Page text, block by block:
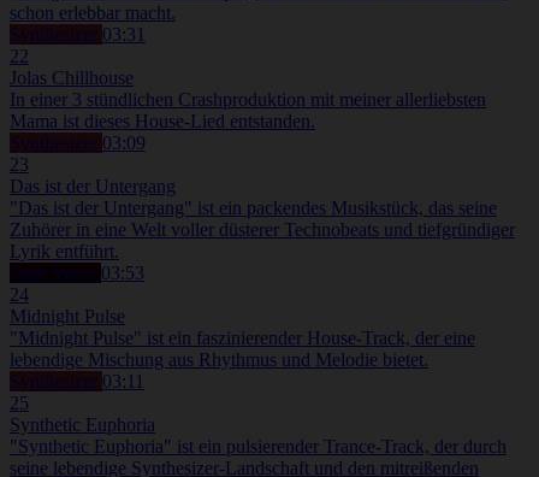
schon erlebbar macht.
Synthesizer 03:31
22
Jolas Chillhouse
In einer 3 stündlichen Crashproduktion mit meiner allerliebsten
Mama ist dieses House-Lied entstanden.
Synthesizer 03:09
23
Das ist der Untergang
"Das ist der Untergang" ist ein packendes Musikstück, das seine
Zuhörer in eine Welt voller düsterer Technobeats und tiefgründiger
Lyrik entführt.
Dark Wave 03:53
24
Midnight Pulse
"Midnight Pulse" ist ein faszinierender House-Track, der eine
lebendige Mischung aus Rhythmus und Melodie bietet.
Synthesizer 03:11
25
Synthetic Euphoria
"Synthetic Euphoria" ist ein pulsierender Trance-Track, der durch
seine lebendige Synthesizer-Landschaft und den mitreißenden